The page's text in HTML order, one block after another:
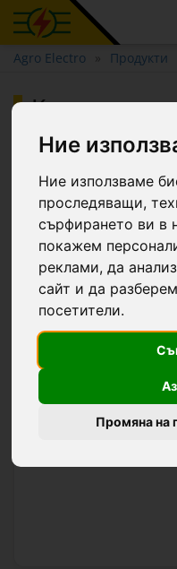
Ние
Ние използваме
проследяващи,
сърфирането ви в
покажем
реклами, да
сайт и да
посетители.
Промяна на
Agro Electro Продукти
Комплект
Flexigate,